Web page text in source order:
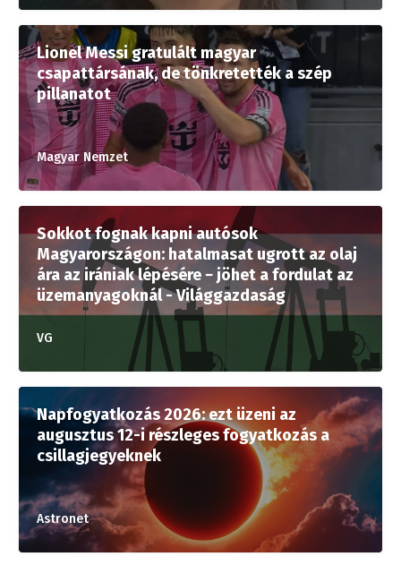
Lionel Messi gratulált magyar
csapattársának, de tönkretették a szép
pillanatot
Magyar Nemzet
Sokkot fognak kapni autósok
Magyarországon: hatalmasat ugrott az olaj
ára az irániak lépésére − jöhet a fordulat az
üzemanyagoknál - Világgazdaság
VG
Napfogyatkozás 2026: ezt üzeni az
augusztus 12-i részleges fogyatkozás a
csillagjegyeknek
Astronet